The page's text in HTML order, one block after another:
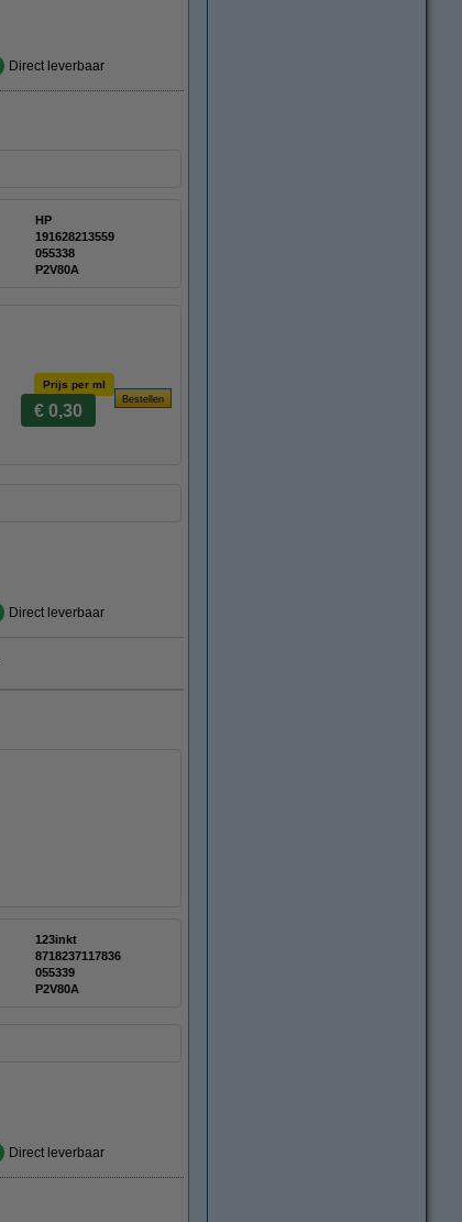
Direct leverbaar
HP
191628213559
055338
P2V80A
Prijs per ml
€ 0,30
Direct leverbaar
123inkt
8718237117836
055339
P2V80A
Direct leverbaar